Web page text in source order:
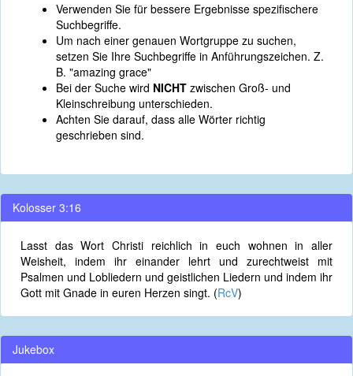
Verwenden Sie für bessere Ergebnisse spezifischere
Suchbegriffe.
Um nach einer genauen Wortgruppe zu suchen,
setzen Sie Ihre Suchbegriffe in Anführungszeichen. Z.
B. "amazing grace"
Bei der Suche wird NICHT zwischen Groß- und
Kleinschreibung unterschieden.
Achten Sie darauf, dass alle Wörter richtig
geschrieben sind.
Kolosser 3:16
Lasst das Wort Christi reichlich in euch wohnen in aller
Weisheit, indem ihr einander lehrt und zurechtweist mit
Psalmen und Lobliedern und geistlichen Liedern und indem ihr
Gott mit Gnade in euren Herzen singt. (RcV)
Jukebox